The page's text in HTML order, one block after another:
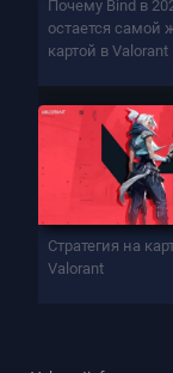
Почему Bind в
остается самой
картой в Valorant
Стратегия на
Valorant